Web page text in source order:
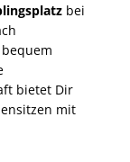
bei
bietet Dir
mit